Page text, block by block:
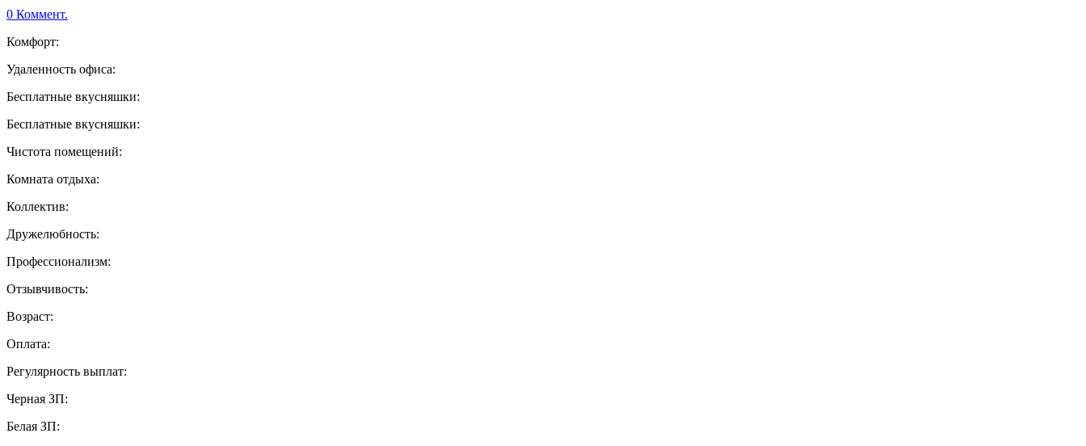
0 Коммент.
Комфорт:
Удаленность офиса:
Бесплатные вкусняшки:
Бесплатные вкусняшки:
Чистота помещений:
Комната отдыха:
Коллектив:
Дружелюбность:
Профессионализм:
Отзывчивость:
Возраст:
Оплата:
Регулярность выплат:
Черная ЗП:
Белая ЗП: